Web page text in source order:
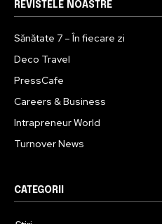
REVISTELE NOASTRE
Sănătate 7 – În fiecare zi
Deco Travel
PressCafe
Careers & Business
Intrapreneur World
Turnover News
CATEGORII